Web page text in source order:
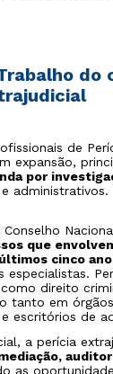
do
de
expansão,
por
administrativos.
que
cinco
especialistas.
direito
tanto em
escritórios de
a perícia
as